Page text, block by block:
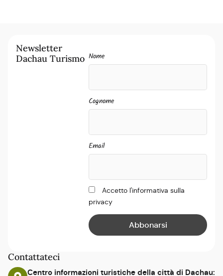
Contattateci
Centro informazioni turistiche della città di Dachau:
Newsletter
Dachau Turismo Nome
Cognome
Email
Accetto l'informativa sulla
privacy